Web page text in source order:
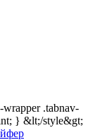
.tabnav-
} &lt;/style&gt;